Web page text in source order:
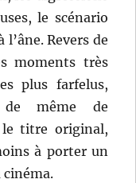
le scénario
Revers de
moments très
plus farfelus,
de même de
le titre original,
à porter un
cinéma.